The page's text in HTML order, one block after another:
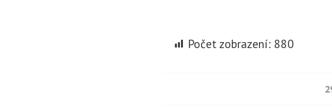
Počet zobrazení: 880